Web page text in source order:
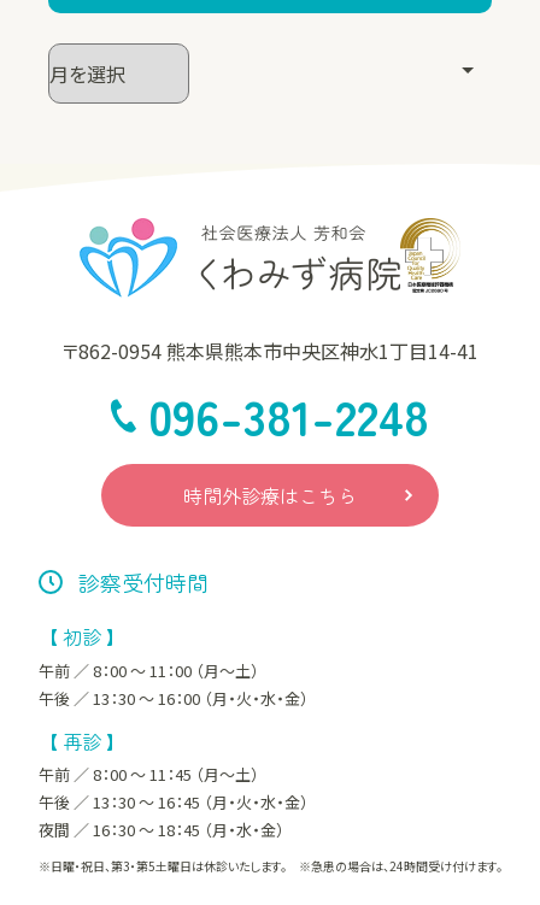
〒862-0954 熊本県熊本市中央区神水1丁目14-41
096-381-2248
時間外診療はこちら
診察受付時間
【 初診 】
午前 ／ 8：00 ～ 11：00 （月～土）
午後 ／ 13：30 ～ 16：00 （月・火・水・金）
【 再診 】
午前 ／ 8：00 ～ 11：45 （月～土）
午後 ／ 13：30 ～ 16：45 （月・火・水・金）
夜間 ／ 16：30 ～ 18：45 （月・水・金）
※日曜・祝日、第3・第5土曜日は休診いたします。 ※急患の場合は、24時間受け付けます。